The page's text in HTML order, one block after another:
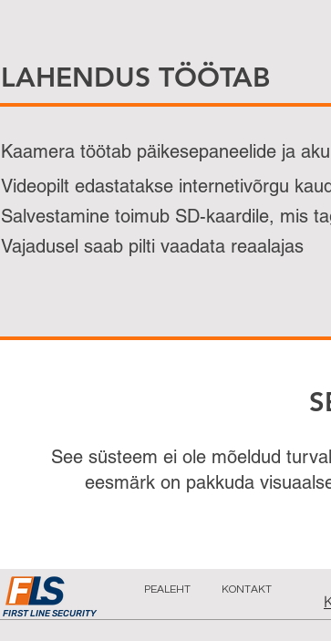
LAHENDUS TÖÖTAB
Kaamera töötab päikesepaneelide ja
Videopilt edastatakse internetivõrgu
Salvestamine toimub SD-kaardile, mis
Vajadusel saab pilti vaadata reaalajas
See süsteem ei ole mõeldud
eesmärk on pakkuda
KONTAKT
PEALEHT
FIRST LINE SECURITY